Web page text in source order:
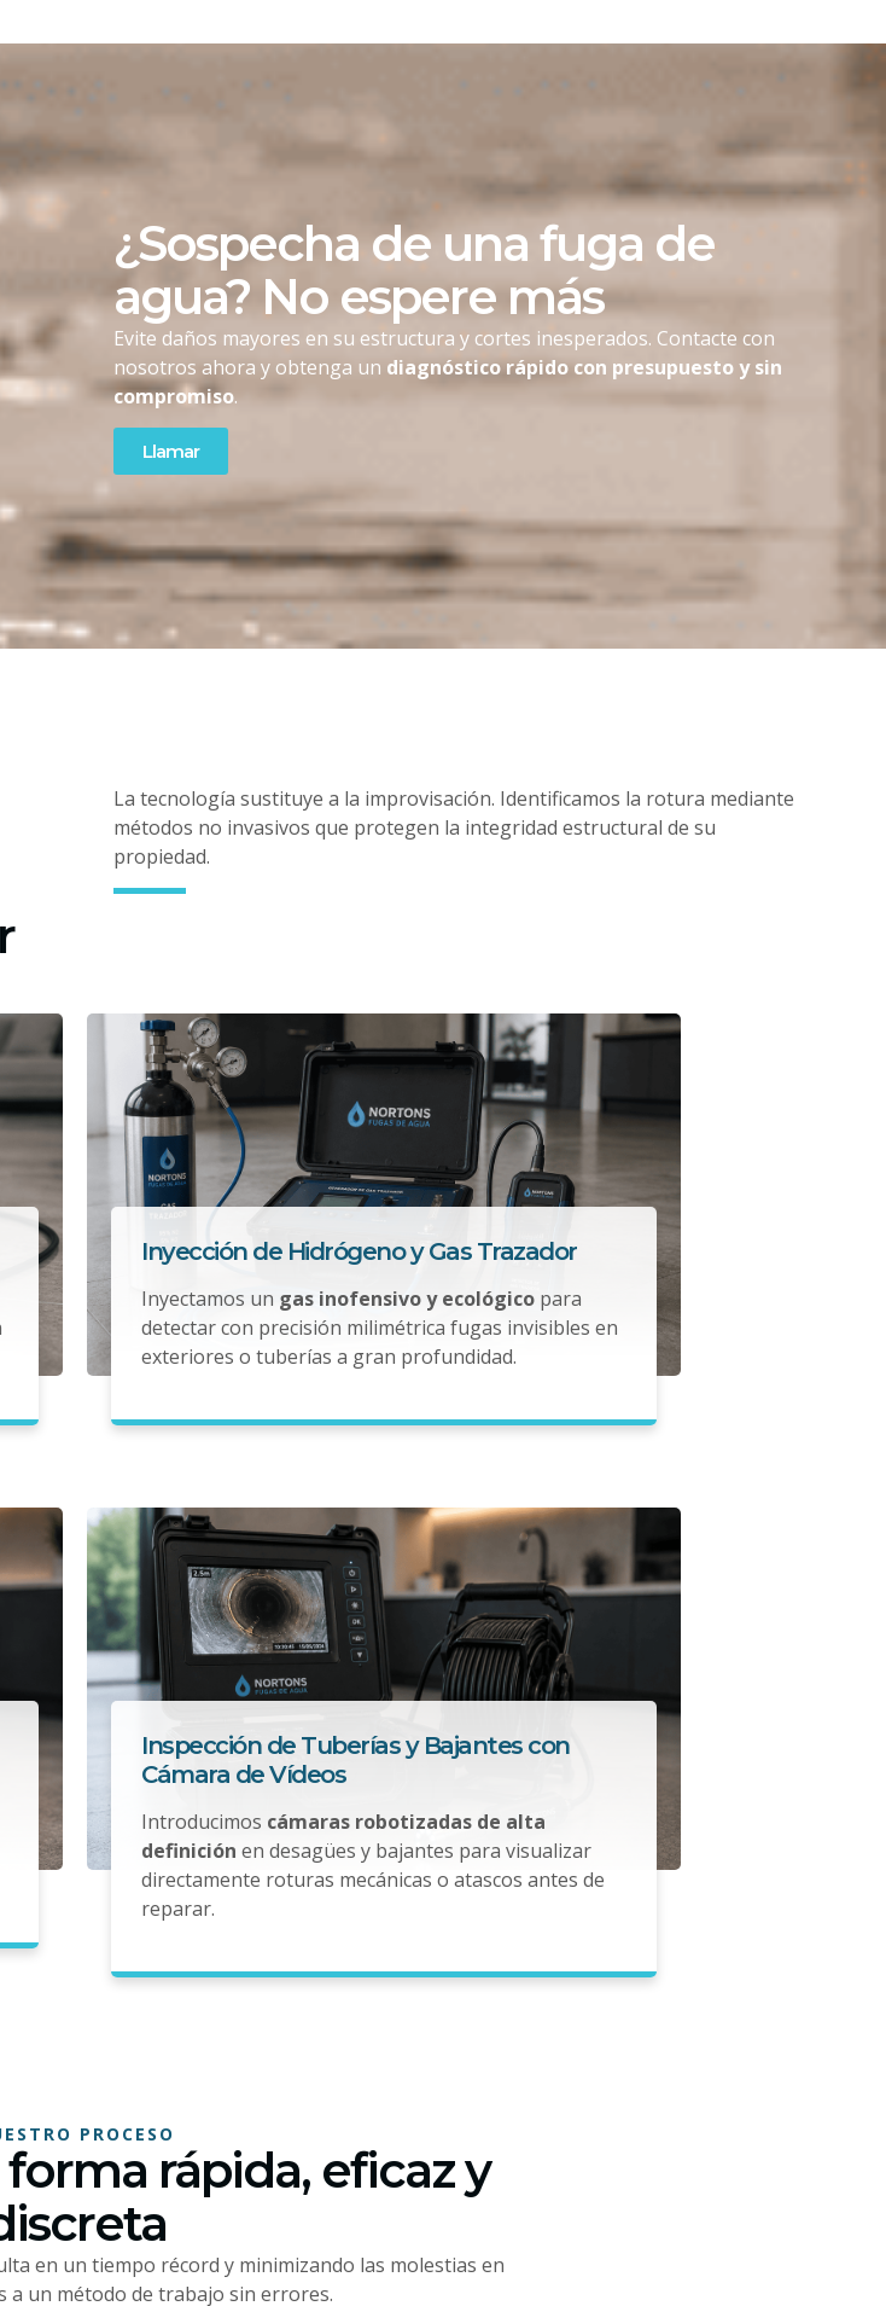
¿Sospecha de una fuga de
agua? No espere más
Evite daños mayores en su estructura y cortes inesperados. Contacte con
nosotros ahora y obtenga un diagnóstico rápido con presupuesto y sin
compromiso.
Llamar
La tecnología sustituye a la improvisación. Identificamos la rotura mediante
métodos no invasivos que protegen la integridad estructural de su
propiedad.
Inyección de Hidrógeno y Gas Trazador
Inyectamos un gas inofensivo y ecológico para
detectar con precisión milimétrica fugas invisibles en
exteriores o tuberías a gran profundidad.
Inspección de Tuberías y Bajantes con
Cámara de Vídeos
Introducimos cámaras robotizadas de alta
definición en desagües y bajantes para visualizar
directamente roturas mecánicas o atascos antes de
reparar.
PROCESO
rápida, eficaz y
en un tiempo récord y minimizando las molestias en
a un método de trabajo sin errores.